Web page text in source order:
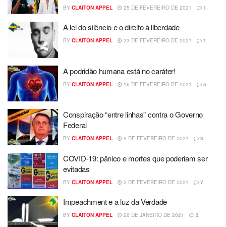
BY CLAITON APPEL 25 DE FEVEREIRO DE 2021 1
A lei do silêncio e o direito à liberdade
BY CLAITON APPEL 23 DE FEVEREIRO DE 2021 1
A podridão humana está no caráter!
BY CLAITON APPEL 16 DE FEVEREIRO DE 2021 5
Conspiração “entre linhas” contra o Governo
Federal
BY CLAITON APPEL 9 DE FEVEREIRO DE 2021 3
COVID-19: pânico e mortes que poderiam ser
evitadas
BY CLAITON APPEL 2 DE FEVEREIRO DE 2021 7
Impeachment e a luz da Verdade
BY CLAITON APPEL 26 DE JANEIRO DE 2021 3